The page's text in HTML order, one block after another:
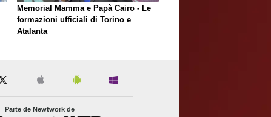
Memorial Mamma e Papà Cairo - Le
formazioni ufficiali di Torino e
Atalanta
Parte de Newtwork de